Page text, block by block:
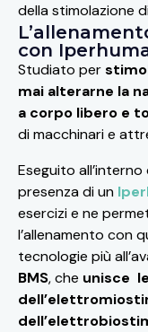
della stimolazione
con
Studiato per
mai alterarne la
a corpo libero e
di macchinari e
Eseguito all’interno
presenza di un
esercizi e ne
l’allenamento con
tecnologie più
BMS, che unisce